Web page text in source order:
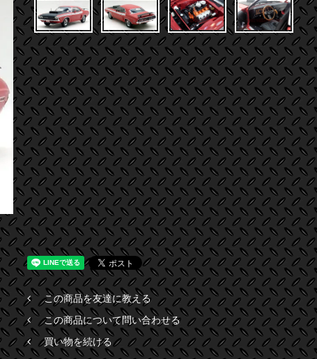
この商品を友達に教える
この商品について問い合わせる
買い物を続ける